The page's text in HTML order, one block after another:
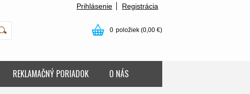
Prihlásenie Registrácia
0 položiek (0,00 €)
REKLAMAČNÝ PORIADOK O NÁS